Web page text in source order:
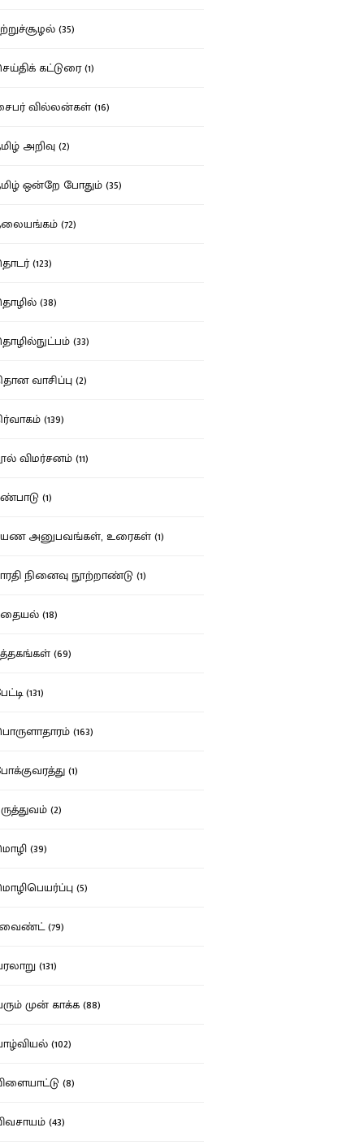
(35)
கட்டுரை (1)
வில்லன்கள் (16)
அறிவு (2)
ஒன்றே போதும் (35)
(72)
(123)
(38)
(33)
வாசிப்பு (2)
(139)
விமர்சனம் (11)
(1)
அனுபவங்கள், உரைகள் (1)
நினைவு நூற்றாண்டு (1)
(18)
(69)
(131)
(163)
(1)
(2)
(39)
(5)
(79)
(131)
முன் காக்க (88)
(102)
(8)
(43)